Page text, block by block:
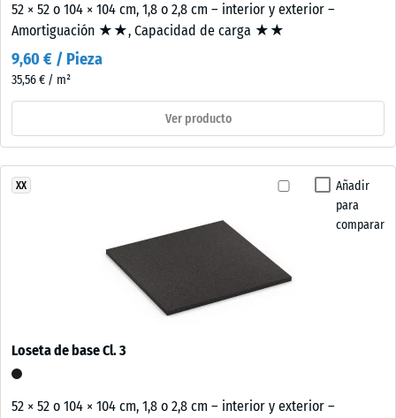
52 × 52 o 104 × 104 cm, 1,8 o 2,8 cm – interior y exterior –
Amortiguación ★★, Capacidad de carga ★★
9,60 € / Pieza
35,56 € / m²
Ver producto
Añadir
para
comparar
XX
Loseta de base Cl. 3
52 × 52 o 104 × 104 cm, 1,8 o 2,8 cm – interior y exterior –